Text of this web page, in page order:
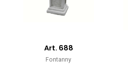
Art. 688
Fontanny